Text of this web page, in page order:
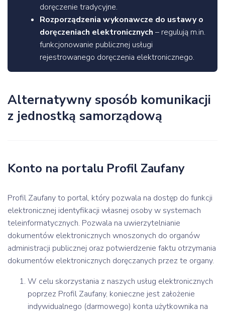
doręczenie tradycyjne.
Rozporządzenia wykonawcze do ustawy o
doręczeniach elektronicznych – regulują m.in.
funkcjonowanie publicznej usługi
rejestrowanego doręczenia elektronicznego.
Alternatywny sposób komunikacji
z jednostką samorządową
Konto na portalu Profil Zaufany
Profil Zaufany to portal, który pozwala na dostęp do funkcji
elektronicznej identyfikacji własnej osoby w systemach
teleinformatycznych. Pozwala na uwierzytelnianie
dokumentów elektronicznych wnoszonych do organów
administracji publicznej oraz potwierdzenie faktu otrzymania
dokumentów elektronicznych doręczanych przez te organy.
W celu skorzystania z naszych usług elektronicznych
poprzez Profil Zaufany, konieczne jest założenie
indywidualnego (darmowego) konta użytkownika na